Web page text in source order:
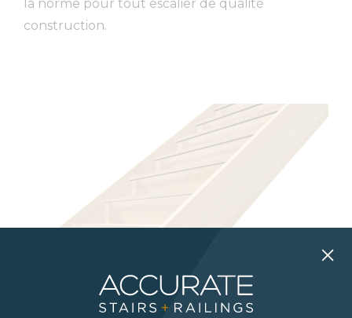
la norme pour tout escalier de qualité
construction.